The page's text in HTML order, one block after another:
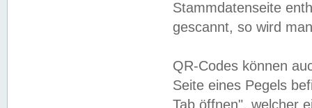
Stammdatenseite
gescannt, so wird
QR-Codes können
Seite eines Pegels
Tab öffnen", welcher